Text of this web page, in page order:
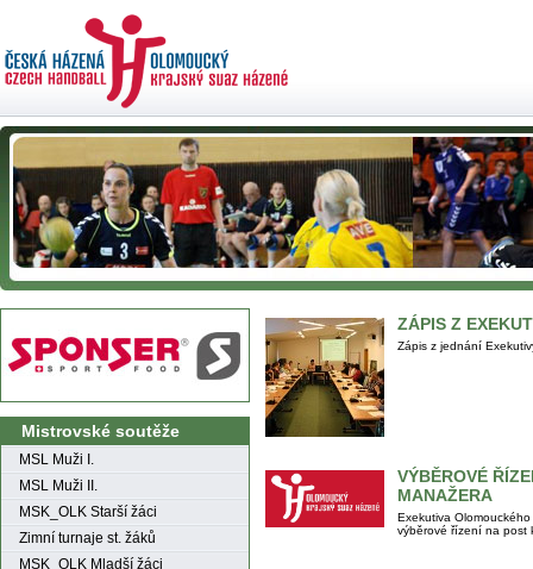
Mistrovské soutěže
MSL Muži I.
MSL Muži II.
MSK_OLK Starší žáci
Zimní turnaje st. žáků
MSK_OLK Mladší žáci
ZÁPIS Z
Zápis z jednání
VÝBĚROVÉ
MANAŽERA
Exekutiva
výběrové řízení na post